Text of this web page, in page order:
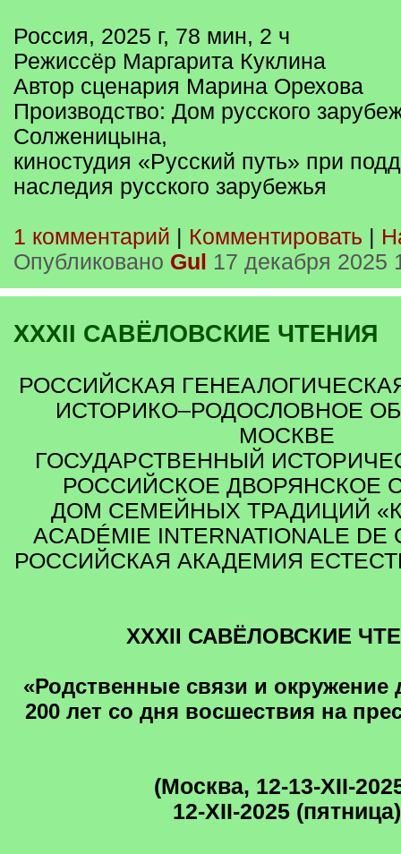
Россия, 2025 г, 78 мин, 2 ч
Режиссёр Маргарита Куклина
Автор сценария Марина Орехова
Производство: Дом русского
Солженицына,
киностудия «Русский путь» при
наследия русского зарубежья
1 комментарий Комментировать
Опубликовано Gul 17 декабря 2025
XXXII САВЁЛОВСКИЕ ЧТЕНИЯ
РОССИЙСКАЯ
ИСТОРИКО–РОДОСЛОВНОЕ
МОСКВЕ
ГОСУДАРСТВЕННЫЙ
РОССИЙСКОЕ ДВОРЯНСКОЕ
ДОМ СЕМЕЙНЫХ ТРАДИЦИЙ
ACADÉMIE INTERNATIONALE DE
РОССИЙСКАЯ АКАДЕМИЯ
XXXII САВЁЛОВСКИЕ
«Родственные связи и окружение
200 лет со дня восшествия на
(Москва, 12-13-XII-
12-XII-2025 (пятница)